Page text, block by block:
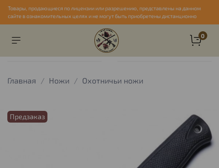
Товары, продающиеся по лицензии или разрешению, представлены на данном
сайте в ознакомительных целях и не могут быть приобретены дистанционно
0
Главная Ножи Охотничьи ножи
Предзаказ